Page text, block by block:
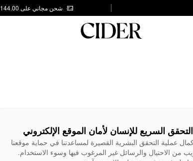
شحن مجاني على AED 144.00
السريع للإنسان لأمان الموقع الإلكتروني
عملية التحقق البشرية القصيرة لمساعدتنا في حماية موقعنا
من الاحتيال والرسائل غير المرغوب فيها وسوء الاستخدام.